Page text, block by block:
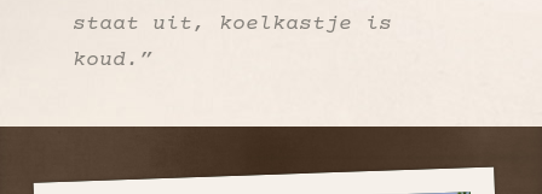
staat uit, koelkastje is
koud.”